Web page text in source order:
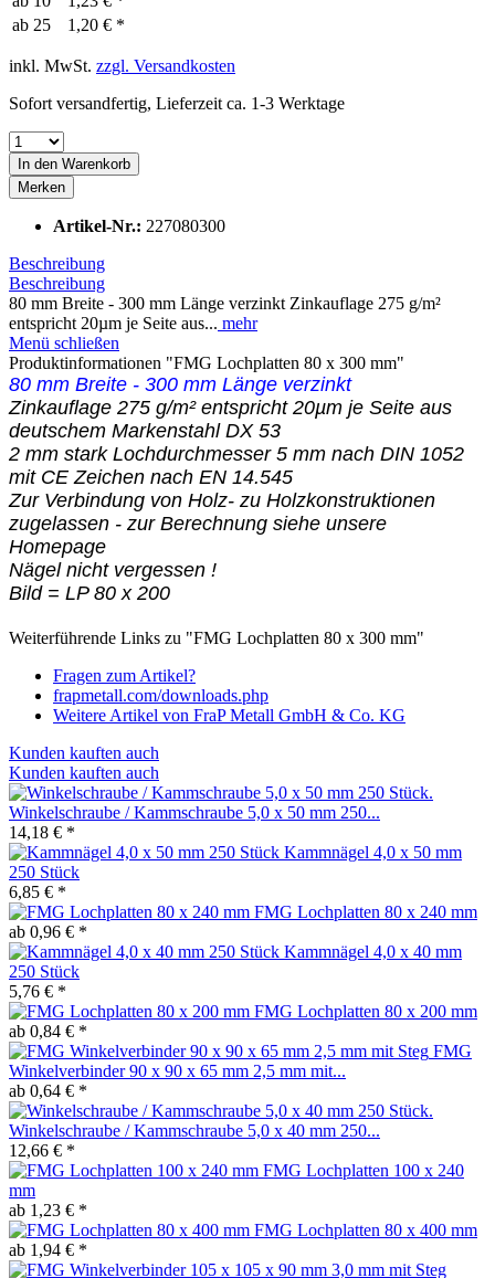
ab 25 1,20 € *
inkl. MwSt. zzgl. Versandkosten
Sofort versandfertig, Lieferzeit ca. 1-3 Werktage
In den Warenkorb
Merken
Artikel-Nr.: 227080300
Beschreibung
Beschreibung
80 mm Breite - 300 mm Länge verzinkt Zinkauflage 275 g/m²
entspricht 20µm je Seite aus... mehr
Menü schließen
Produktinformationen "FMG Lochplatten 80 x 300 mm"
80 mm Breite - 300 mm Länge verzinkt
Zinkauflage 275 g/m² entspricht 20µm je Seite aus
deutschem Markenstahl DX 53
2 mm stark Lochdurchmesser 5 mm nach DIN 1052
mit CE Zeichen nach EN 14.545
Zur Verbindung von Holz- zu Holzkonstruktionen
zugelassen - zur Berechnung siehe unsere
Homepage
Nägel nicht vergessen !
Bild = LP 80 x 200
Weiterführende Links zu "FMG Lochplatten 80 x 300 mm"
Fragen zum Artikel?
frapmetall.com/downloads.php
Weitere Artikel von FraP Metall GmbH & Co. KG
Kunden kauften auch
Kunden kauften auch
Winkelschraube / Kammschraube 5,0 x 50 mm 250...
14,18 € *
Kammnägel 4,0 x 50 mm
250 Stück
6,85 € *
FMG Lochplatten 80 x 240 mm
ab 0,96 € *
Kammnägel 4,0 x 40 mm
250 Stück
5,76 € *
FMG Lochplatten 80 x 200 mm
ab 0,84 € *
FMG
Winkelverbinder 90 x 90 x 65 mm 2,5 mm mit...
ab 0,64 € *
Winkelschraube / Kammschraube 5,0 x 40 mm 250...
12,66 € *
FMG Lochplatten 100 x 240
mm
ab 1,23 € *
FMG Lochplatten 80 x 400 mm
ab 1,94 € *